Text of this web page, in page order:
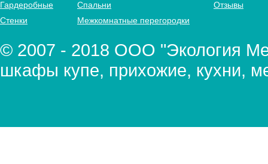
Гардеробные
Стенки
Спальни
Межкомнатные перегородки
Отзывы
© 2007 - 2018 ООО "Экология
шкафы купе, прихожие, кухни,